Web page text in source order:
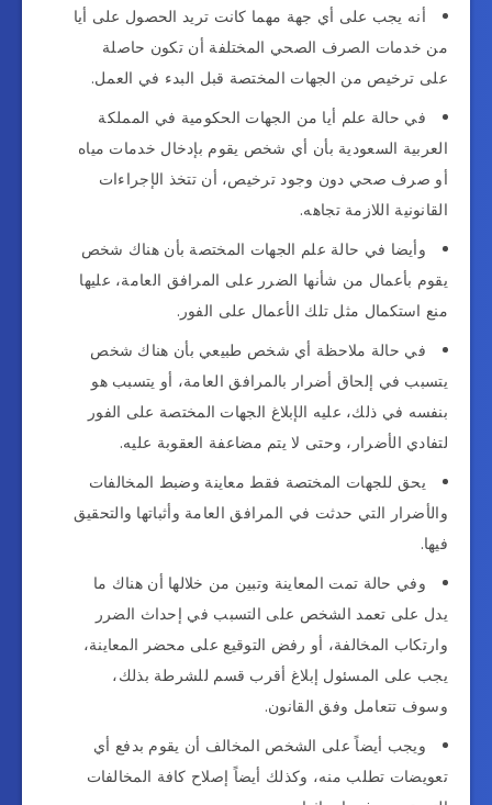
أنه يجب على أي جهة مهما كانت تريد الحصول على أيا
من خدمات الصرف الصحي المختلفة أن تكون حاصلة
على ترخيص من الجهات المختصة قبل البدء في العمل.
في حالة علم أيا من الجهات الحكومية في المملكة
العربية السعودية بأن أي شخص يقوم بإدخال خدمات مياه
أو صرف صحي دون وجود ترخيص، أن تتخذ الإجراءات
القانونية اللازمة تجاهه.
وأيضا في حالة علم الجهات المختصة بأن هناك شخص
يقوم بأعمال من شأنها الضرر على المرافق العامة، عليها
منع استكمال مثل تلك الأعمال على الفور.
في حالة ملاحظة أي شخص طبيعي بأن هناك شخص
يتسبب في إلحاق أضرار بالمرافق العامة، أو يتسبب هو
بنفسه في ذلك، عليه الإبلاغ الجهات المختصة على الفور
لتفادي الأضرار، وحتى لا يتم مضاعفة العقوبة عليه.
يحق للجهات المختصة فقط معاينة وضبط المخالفات
والأضرار التي حدثت في المرافق العامة وأثباتها والتحقيق
فيها.
وفي حالة تمت المعاينة وتبين من خلالها أن هناك ما
يدل على تعمد الشخص على التسبب في إحداث الضرر
وارتكاب المخالفة، أو رفض التوقيع على محضر المعاينة،
يجب على المسئول إبلاغ أقرب قسم للشرطة بذلك،
وسوف تتعامل وفق القانون.
ويجب أيضاً على الشخص المخالف أن يقوم بدفع أي
تعويضات تطلب منه، وكذلك أيضاً إصلاح كافة المخالفات